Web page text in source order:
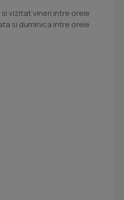
vizitat vineri intre orele
si duminica intre orele